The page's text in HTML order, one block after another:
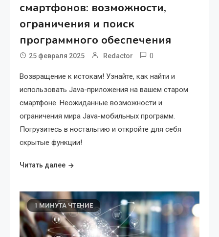
смартфонов: возможности,
ограничения и поиск
программного обеспечения
25 февраля 2025 Redactor 0
Возвращение к истокам! Узнайте, как найти и
использовать Java-приложения на вашем старом
смартфоне. Неожиданные возможности и
ограничения мира Java-мобильных программ.
Погрузитесь в ностальгию и откройте для себя
скрытые функции!
Читать далее
1 МИНУТА ЧТЕНИЕ